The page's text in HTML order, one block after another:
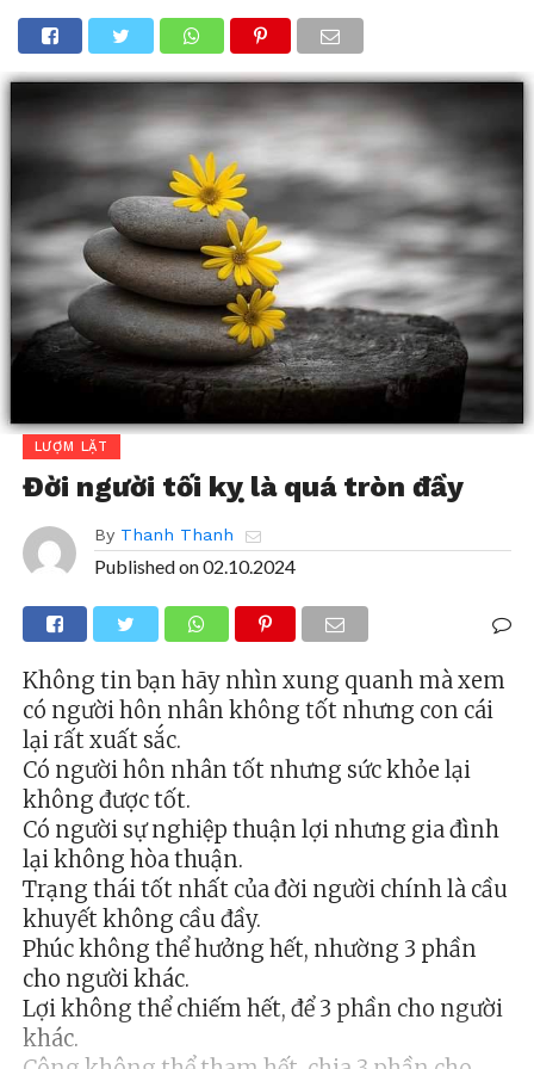
LƯỢM LẶT
Đời người tối kỵ là quá tròn đầy
By Thanh Thanh
Published on02.10.2024
Không tin bạn hãy nhìn xung quanh mà xem
có người hôn nhân không tốt nhưng con cái
lại rất xuất sắc.
Có người hôn nhân tốt nhưng sức khỏe lại
không được tốt.
Có người sự nghiệp thuận lợi nhưng gia đình
lại không hòa thuận.
Trạng thái tốt nhất của đời người chính là cầu
khuyết không cầu đầy.
Phúc không thể hưởng hết, nhường 3 phần
cho người khác.
Lợi không thể chiếm hết, để 3 phần cho người
khác.